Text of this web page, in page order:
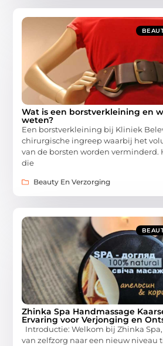
Wat is een borstverkleining en
weten?
Een borstverkleining bij Kliniek
chirurgische ingreep waarbij het
van de borsten worden verminderd.
die
Beauty En Verzorging
Zhinka Spa Handmassage
Ervaring voor Verjonging en
Introductie: Welkom bij Zhinka
van zelfzorg naar een nieuw niveau